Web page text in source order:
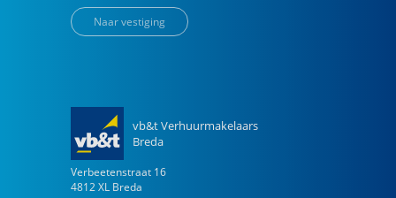
Naar vestiging
vb&t Verhuurmakelaars
Breda
Verbeetenstraat 16
4812 XL Breda